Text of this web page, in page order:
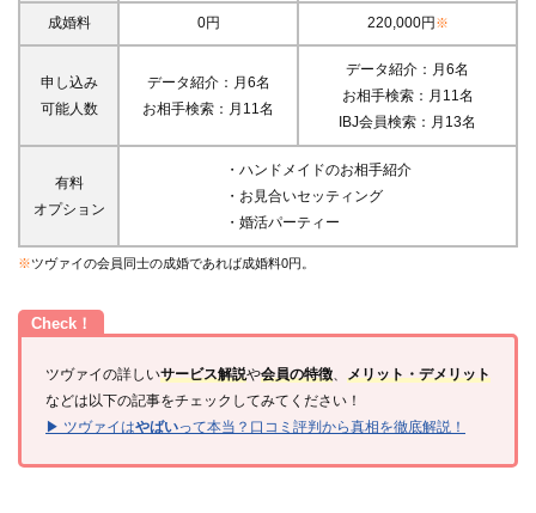
成婚料 0円 220,000円 ※
申し込み
可能人数
データ紹介：月6名
お相手検索：月11名
データ紹介：月6名
お相手検索：月11名
IBJ会員検索：月13名
有料
オプション
・ハンドメイドのお相手紹介
・お見合いセッティング・・
・婚活パーティー
※ツヴァイの会員同士の成婚であれば成婚料0円。
Check！
ツヴァイの詳しいサービス解説や会員の特徴、 メリット・デメリット
などは以下の記事をチェックしてみてください！
▶︎ ツヴァイはやばいって本当？口コミ評判から真相を徹底解説！